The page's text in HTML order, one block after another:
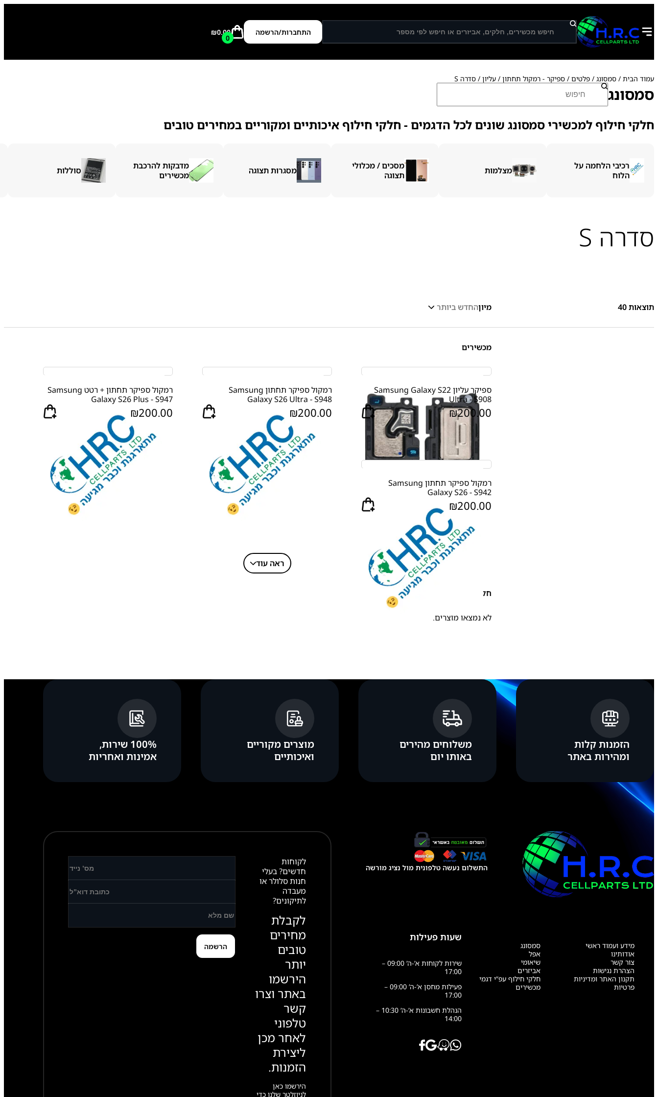
ח
י
פ
התחברות/הרשמה ₪0.00
0
עמוד הבית / סמסונג / פלטים / ספיקר - רמקול תחתון / עליון / סדרה S
סמסונגח
י
פ
ש
חלקי חילוף למכשירי סמסונג שונים לכל הדגמים - חלקי חילוף איכותיים ומקוריים במחירים טובים
רכיבי הלחמה על
הלוח
מצלמות
מסכים / מכלולי
תצוגה
מסגרות תצוגה
מדבקות להרכבת
מכשירים
סוללות
סדרה S
תוצאות40 מיוןהחדש ביותר
מכשירים
ספיקר עליון Samsung Galaxy S22
Ultra - S908
₪200.00
רמקול ספיקר תחתון Samsung
Galaxy S26 Ultra - S948
₪200.00
רמקול ספיקר תחתון + רטט Samsung
Galaxy S26 Plus - S947
₪200.00
רמקול ספיקר תחתון Samsung
Galaxy S26 - S942
₪200.00
ראה עוד
חלקי חילוף
לא נמצאו מוצרים.
הזמנות קלות
ומהירות באתר
משלוחים מהירים
באותו יום
מוצרים מקוריים
ואיכותיים
100% שירות,
אמינות ואחריות
התשלום נעשה טלפונית מול נציג מורשה
לקוחות
חדשים? בעלי
חנות סלולר או
מעבדה
לתיקונים?
לקבלת
מחירים
טובים
יותר
הירשמו
באתר וצרו
קשר
טלפוני
לאחר מכן
ליצירת
הזמנות.
הירשמו כאן
לניוזלטר שלנו כדי
מידע ועמוד ראשי
אודותינו
צור קשר
הצהרת נגישות
תקנון האתר ומדיניות
פרטיות
סמסונג
אפל
שיאומי
אביזרים
חלקי חילוף עפ”י דגמי
מכשירים
שעות פעילות
שירות לקוחות א’-ה’ 09:00 –
17:00
פעילות מחסן א’-ה’ 09:00 –
17:00
הנהלת חשבונות א’-ה’ 10:30 –
14:00